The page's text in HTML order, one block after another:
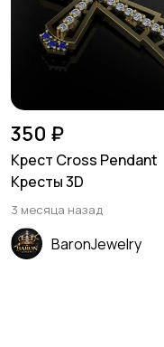
350 ₽
Крест Cross Pendant
Кресты 3D
3 месяца назад
BaronJewelry